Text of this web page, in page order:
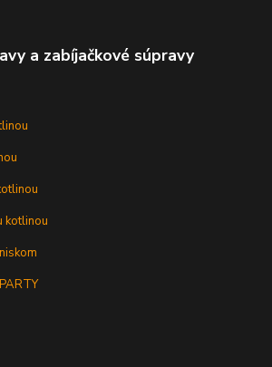
a zabíjačkové súpravy
kotlinou